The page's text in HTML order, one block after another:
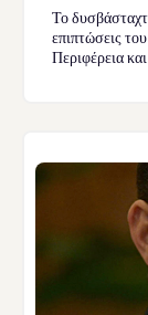
Το
επιπτώσεις
Περιφέρεια